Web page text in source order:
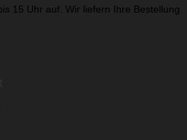
15 Uhr auf. Wir liefern Ihre Bestellung